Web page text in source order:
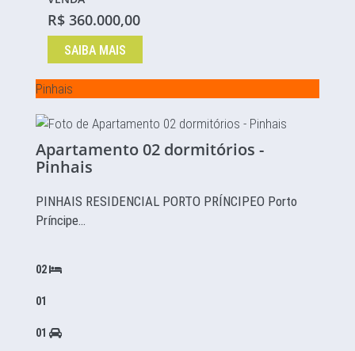
R$ 360.000,00
SAIBA MAIS
Pinhais
Apartamento 02 dormitórios -
Pinhais
PINHAIS RESIDENCIAL PORTO PRÍNCIPEO Porto
Príncipe…
02
01
01